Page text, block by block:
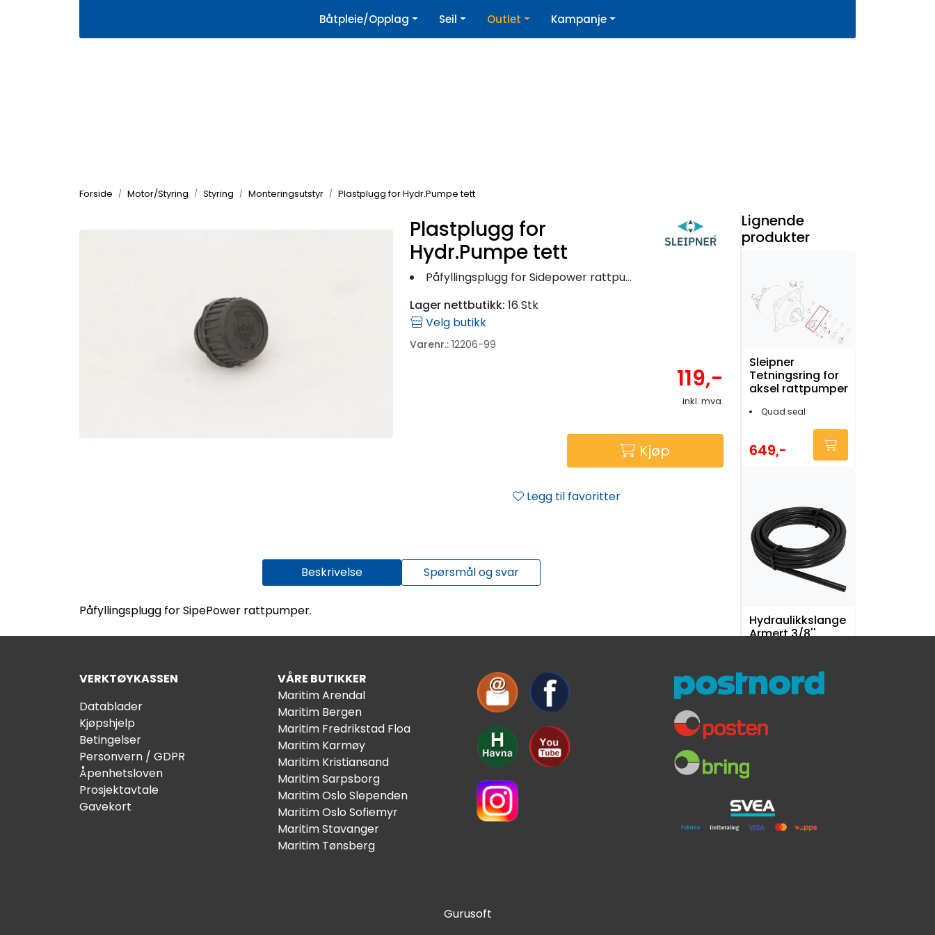
Kjøpshjelp | Nyhetsbrev
Båtpleie/Opplag Seil Outlet Kampanje
Forside Motor/Styring Styring Monteringsutstyr Plastplugg for Hydr.Pumpe tett
Plastplugg for
Hydr.Pumpe tett
Påfyllingsplugg for Sidepower rattpumpe
Lager nettbutikk: 16 Stk
Velg butikk
Varenr.: 12206-99
119,-
inkl. mva.
Kjøp
Legg til favoritter
Beskrivelse Spørsmål og svar
Påfyllingsplugg for SipePower rattpumper.
Lignende
produkter
Sleipner
Tetningsring for
aksel rattpumper
Quad seal
649,-
Hydraulikkslange
Armert 3/8''
Stålarmert Ø: 9,5mm innv.
For Sleipner hydraulisk styring
189,-
VERKTØYKASSEN
Datablader
Kjøpshjelp
Betingelser
Personvern / GDPR
Åpenhetsloven
Prosjektavtale
Gavekort
VÅRE BUTIKKER
Maritim Arendal
Maritim Bergen
Maritim Fredrikstad Floa
Maritim Karmøy
Maritim Kristiansand
Maritim Sarpsborg
Maritim Oslo Slependen
Maritim Oslo Sofiemyr
Maritim Stavanger
Maritim Tønsberg
Gurusoft